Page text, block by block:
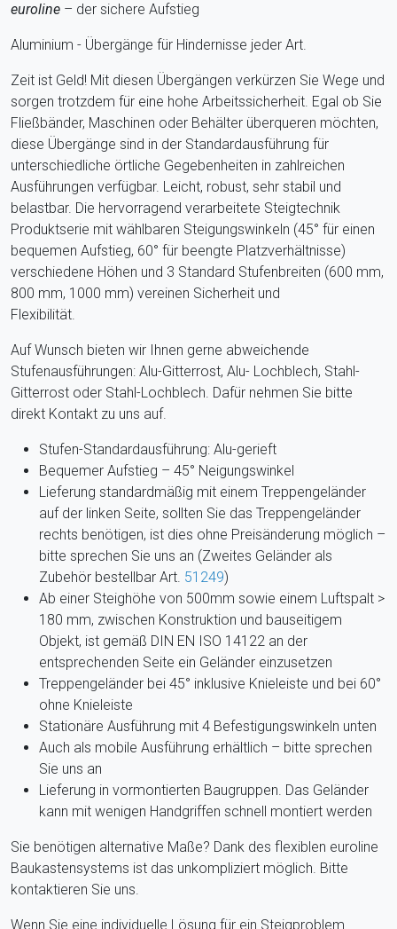
euroline – der sichere Aufstieg
Aluminium - Übergänge für Hindernisse jeder Art.
Zeit ist Geld! Mit diesen Übergängen verkürzen Sie Wege und
sorgen trotzdem für eine hohe Arbeitssicherheit. Egal ob Sie
Fließbänder, Maschinen oder Behälter überqueren möchten,
diese Übergänge sind in der Standardausführung für
unterschiedliche örtliche Gegebenheiten in zahlreichen
Ausführungen verfügbar. Leicht, robust, sehr stabil und
belastbar. Die hervorragend verarbeitete Steigtechnik
Produktserie mit wählbaren Steigungswinkeln (45° für einen
bequemen Aufstieg, 60° für beengte Platzverhältnisse)
verschiedene Höhen und 3 Standard Stufenbreiten (600 mm,
800 mm, 1000 mm) vereinen Sicherheit und
Flexibilität.
Auf Wunsch bieten wir Ihnen gerne abweichende
Stufenausführungen: Alu-Gitterrost, Alu- Lochblech, Stahl-
Gitterrost oder Stahl-Lochblech. Dafür nehmen Sie bitte
direkt Kontakt zu uns auf.
Stufen-Standardausführung: Alu-gerieft
Bequemer Aufstieg – 45° Neigungswinkel
Lieferung standardmäßig mit einem Treppengeländer
auf der linken Seite, sollten Sie das Treppengeländer
rechts benötigen, ist dies ohne Preisänderung möglich –
bitte sprechen Sie uns an (Zweites Geländer als
Zubehör bestellbar Art. 51249)
Ab einer Steighöhe von 500mm sowie einem Luftspalt >
180 mm, zwischen Konstruktion und bauseitigem
Objekt, ist gemäß DIN EN ISO 14122 an der
entsprechenden Seite ein Geländer einzusetzen
Treppengeländer bei 45° inklusive Knieleiste und bei 60°
ohne Knieleiste
Stationäre Ausführung mit 4 Befestigungswinkeln unten
Auch als mobile Ausführung erhältlich – bitte sprechen
Sie uns an
Lieferung in vormontierten Baugruppen. Das Geländer
kann mit wenigen Handgriffen schnell montiert werden
Sie benötigen alternative Maße? Dank des flexiblen euroline
Baukastensystems ist das unkompliziert möglich. Bitte
kontaktieren Sie uns.
Wenn Sie eine individuelle Lösung für ein Steigproblem